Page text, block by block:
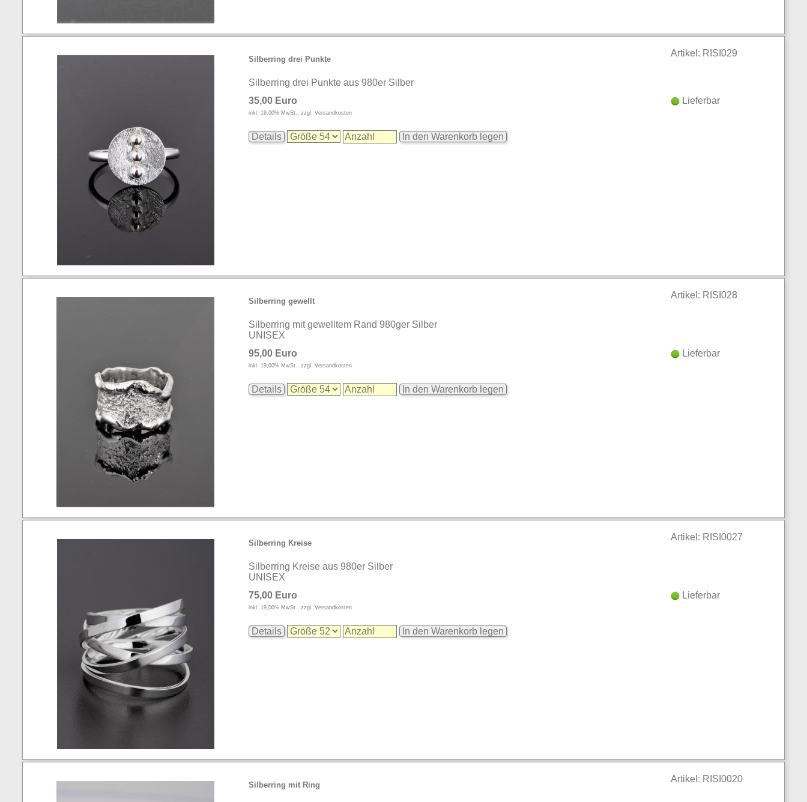
Silberring drei Punkte
Artikel: RISI029
Silberring drei Punkte aus 980er Silber
35,00 Euro
inkl. 19,00% MwSt., zzgl. Versandkosten
Lieferbar
Details In den Warenkorb legen
Silberring gewellt
Artikel: RISI028
Silberring mit gewelltem Rand 980ger Silber
UNISEX
95,00 Euro
inkl. 19,00% MwSt., zzgl. Versandkosten
Lieferbar
Details In den Warenkorb legen
Silberring Kreise
Artikel: RISI0027
Silberring Kreise aus 980er Silber
UNISEX
75,00 Euro
inkl. 19,00% MwSt., zzgl. Versandkosten
Lieferbar
Details In den Warenkorb legen
Silberring mit Ring
Artikel: RISI0020